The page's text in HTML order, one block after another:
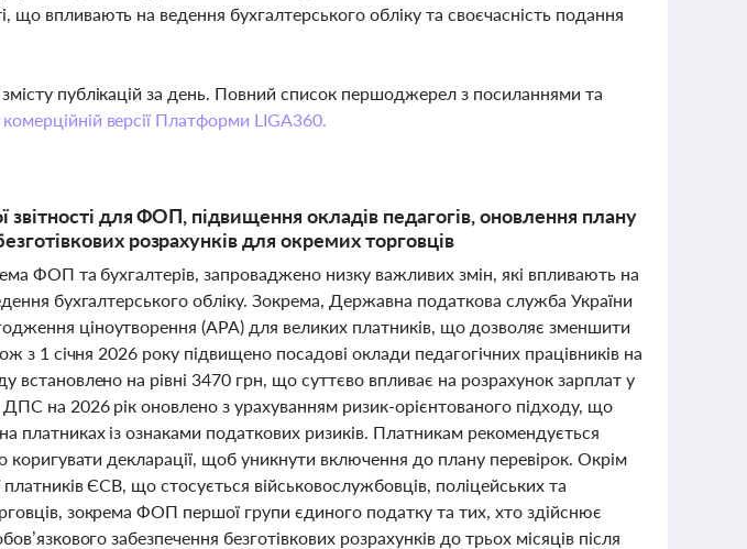
що впливають на ведення бухгалтерського обліку та своєчасність подання
публікацій за день. Повний список першоджерел з посиланнями та
комерційній версії Платформи LIGA360.
звітності для ФОП, підвищення окладів педагогів, оновлення плану
розрахунків для окремих торговців
ФОП та бухгалтерів, запроваджено низку важливих змін, які впливають на
бухгалтерського обліку. Зокрема, Державна податкова служба України
ціноутворення (АРА) для великих платників, що дозволяє зменшити
з 1 січня 2026 року підвищено посадові оклади педагогічних працівників на
встановлено на рівні 3470 грн, що суттєво впливає на розрахунок зарплат у
на 2026 рік оновлено з урахуванням ризик-орієнтованого підходу, що
платниках із ознаками податкових ризиків. Платникам рекомендується
коригувати декларації, щоб уникнути включення до плану перевірок. Окрім
ЄСВ, що стосується військовослужбовців, поліцейських та
зокрема ФОП першої групи єдиного податку та тих, хто здійснює
забезпечення безготівкових розрахунків до трьох місяців після